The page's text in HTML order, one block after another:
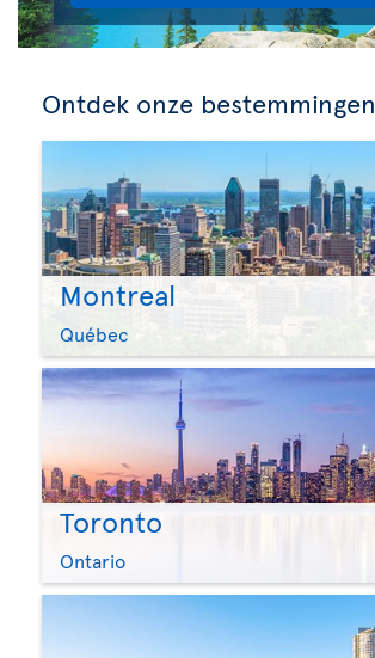
Ontdek onze bestemmingen
Montreal
Québec
Toronto
Ontario